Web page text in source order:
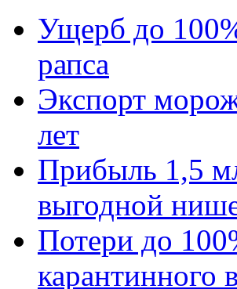
Ущерб до
рапса
Экспорт
лет
Прибыль 1,5
выгодной
Потери до
карантинного